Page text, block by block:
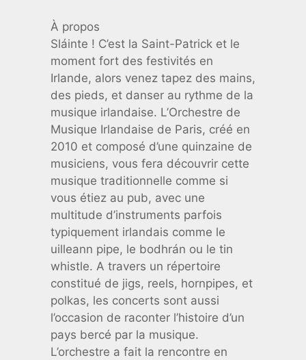
À propos
Sláinte ! C’est la Saint-Patrick et le
moment fort des festivités en
Irlande, alors venez tapez des mains,
des pieds, et danser au rythme de la
musique irlandaise. L’Orchestre de
Musique Irlandaise de Paris, créé en
2010 et composé d’une quinzaine de
musiciens, vous fera découvrir cette
musique traditionnelle comme si
vous étiez au pub, avec une
multitude d’instruments parfois
typiquement irlandais comme le
uilleann pipe, le bodhrán ou le tin
whistle. A travers un répertoire
constitué de jigs, reels, hornpipes, et
polkas, les concerts sont aussi
l’occasion de raconter l’histoire d’un
pays bercé par la musique.
L’orchestre a fait la rencontre en